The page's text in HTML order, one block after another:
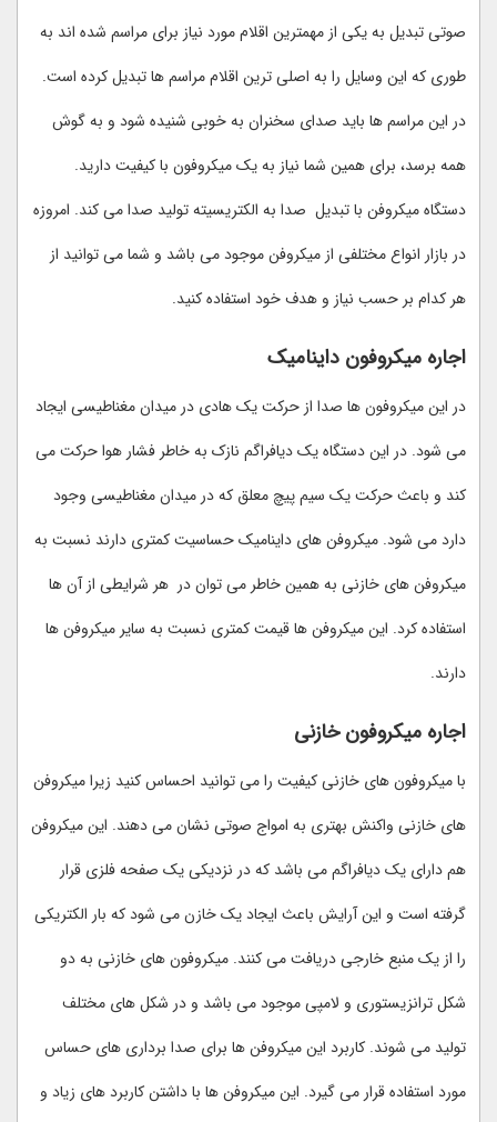
صوتی تبدیل به یکی از مهمترین اقلام مورد نیاز برای مراسم شده اند به
طوری که این وسایل را به اصلی ترین اقلام مراسم ها تبدیل کرده است.
در این مراسم ها باید صدای سخنران به خوبی شنیده شود و به گوش
همه برسد، برای همین شما نیاز به یک میکروفون با کیفیت دارید.
دستگاه میکروفن با تبدیل صدا به الکتریسیته تولید صدا می کند. امروزه
در بازار انواع مختلفی از میکروفن موجود می باشد و شما می توانید از
هر کدام بر حسب نیاز و هدف خود استفاده کنید.
اجاره میکروفون داینامیک
در این میکروفون ها صدا از حرکت یک هادی در میدان مغناطیسی ایجاد
می شود. در این دستگاه یک دیافراگم نازک به خاطر فشار هوا حرکت می
کند و باعث حرکت یک سیم پیچ معلق که در میدان مغناطیسی وجود
دارد می شود. میکروفن های داینامیک حساسیت کمتری دارند نسبت به
میکروفن های خازنی به همین خاطر می توان در هر شرایطی از آن ها
استفاده کرد. این میکروفن ها قیمت کمتری نسبت به سایر میکروفن ها
دارند.
اجاره میکروفون خازنی
با میکروفون های خازنی کیفیت را می توانید احساس کنید زیرا میکروفن
های خازنی واکنش بهتری به امواج صوتی نشان می دهند. این میکروفن
هم دارای یک دیافراگم می باشد که در نزدیکی یک صفحه فلزی قرار
گرفته است و این آرایش باعث ایجاد یک خازن می شود که بار الکتریکی
را از یک منبع خارجی دریافت می کنند. میکروفون های خازنی به دو
شکل ترانزیستوری و لامپی موجود می باشد و در شکل های مختلف
تولید می شوند. کاربرد این میکروفن ها برای صدا برداری های حساس
مورد استفاده قرار می گیرد. این میکروفن ها با داشتن کاربرد های زیاد و